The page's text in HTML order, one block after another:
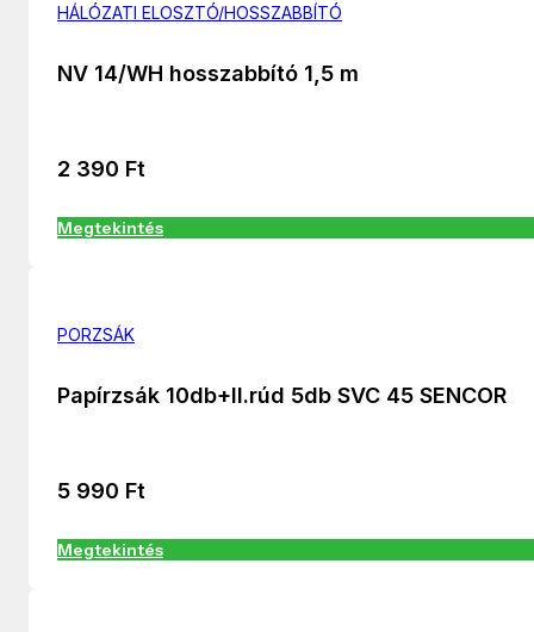
HÁLÓZATI ELOSZTÓ/HOSSZABBÍTÓ
NV 14/WH hosszabbító 1,5 m
2 390 Ft
Megtekintés
PORZSÁK
Papírzsák 10db+Il.rúd 5db SVC 45 SENCOR
5 990 Ft
Megtekintés